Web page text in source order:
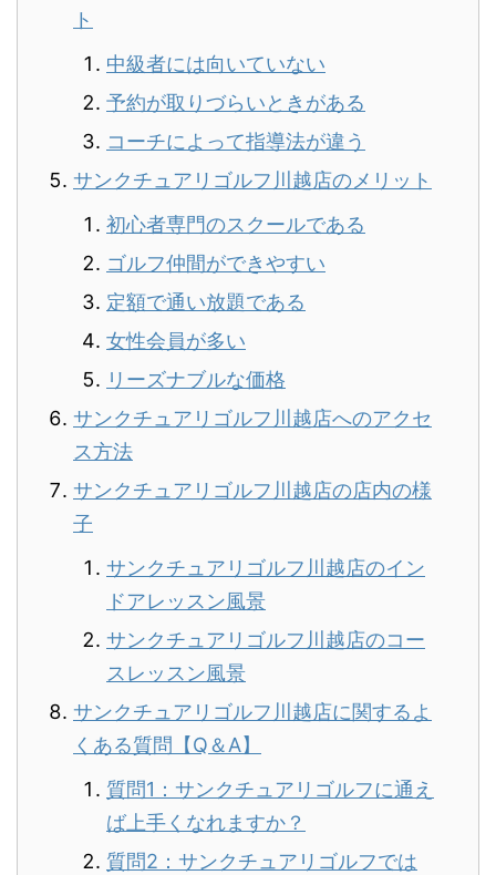
ト
中級者には向いていない
予約が取りづらいときがある
コーチによって指導法が違う
サンクチュアリゴルフ川越店のメリット
初心者専門のスクールである
ゴルフ仲間ができやすい
定額で通い放題である
女性会員が多い
リーズナブルな価格
サンクチュアリゴルフ川越店へのアクセ
ス方法
サンクチュアリゴルフ川越店の店内の様
子
サンクチュアリゴルフ川越店のイン
ドアレッスン風景
サンクチュアリゴルフ川越店のコー
スレッスン風景
サンクチュアリゴルフ川越店に関するよ
くある質問【Q＆A】
質問1：サンクチュアリゴルフに通え
ば上手くなれますか？
質問2：サンクチュアリゴルフでは